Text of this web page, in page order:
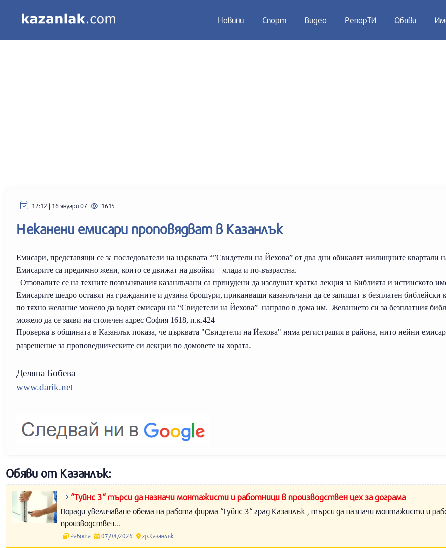
Новини Спорт Видео РепорТИ Обяви
12:12 | 16 януари 07 1615
Неканени емисари проповядват в Казанлък
Емисари, представящи се за последователи на църквата “”Свидетели на Йехова” от два дни обикалят жилищните квартали
Емисарите са предимно жени, които се движат на двойки – млада и по-възрастна.
Отзовалите се на техните позвънявания казанлъчани са принудени да изслушат кратка лекция за Библията и истинското
Емисарите щедро оставят на гражданите и дузина брошури, приканващи казанлъчани да се запишат в безплатен библейски
по тяхно желание можело да водят емисари на “Свидетели на Йехова” направо в дома им. Желанието си за безплатния
можело да се заяви на столечен адрес София 1618, п.к.424
Проверка в общината в Казанлък показа, че църквата "Свидетели на Йехова" няма регистрация в района, нито нейни
разрешение за проповедническите си лекции по домовете на хората.
Деляна Бобева
www.darik.net
Обяви от Казанлък:
“Туйнс 3“ търси да назначи монтажисти и работници в производствен цех за дограма
Поради увеличаване обема на работа фирма “Туйнс 3“ град Казанлък , търси да назначи монтажисти и
производствен...
Работа 07/08/2026 гр.Казанлък